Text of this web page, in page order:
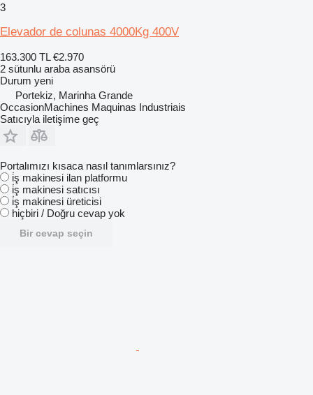
3
Elevador de colunas 4000Kg 400V
163.300 TL €2.970
2 sütunlu araba asansörü
Durum yeni
Portekiz, Marinha Grande
OccasionMachines Maquinas Industriais
Satıcıyla iletişime geç
Portalımızı kısaca nasıl tanımlarsınız?
i̇ş makinesi ilan platformu
i̇ş makinesi satıcısı
i̇ş makinesi üreticisi
hiçbiri / Doğru cevap yok
Bir cevap seçin